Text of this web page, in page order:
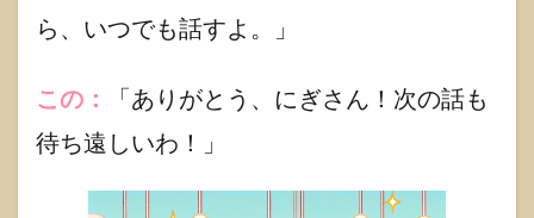
ライン
にぎこ
ク
にぎこ
ら、いつでも話すよ。」
この：
「ありがとう、にぎさん！次の話も
待ち遠しいわ！」